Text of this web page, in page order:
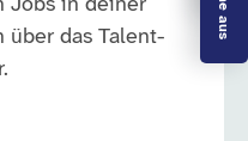
Jobs in deiner
über das Talent-